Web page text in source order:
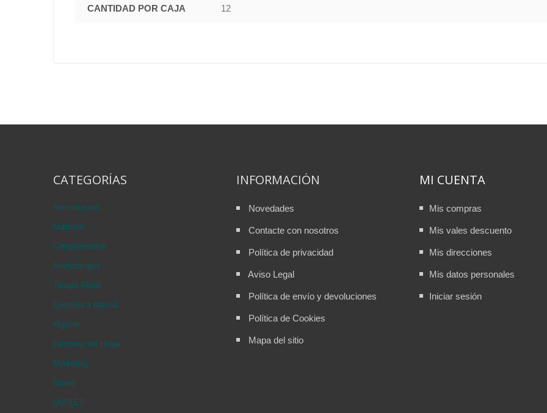
CANTIDAD POR CAJA 12
CATEGORÍAS
Alimentación
Nutricion
Complementos
Aromaterapia
Terapia Floral
Cosmética natural
Higiene
Limpieza del Hogar
Marketing
Granel
OUTLET
INFORMACIÓN
Novedades
Contacte con nosotros
Política de privacidad
Aviso Legal
Política de envío y devoluciones
Política de Cookies
Mapa del sitio
MI CUENTA
Mis compras
Mis vales descuento
Mis direcciones
Mis datos personales
Iniciar sesión